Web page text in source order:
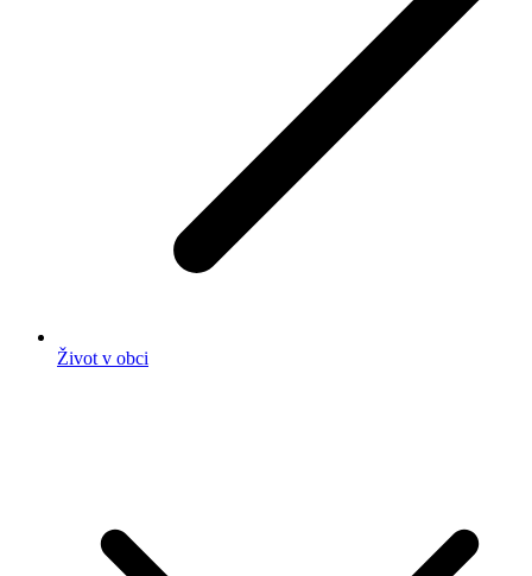
Život v obci